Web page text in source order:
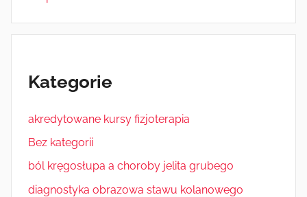
Kategorie
akredytowane kursy fizjoterapia
Bez kategorii
ból kręgosłupa a choroby jelita grubego
diagnostyka obrazowa stawu kolanowego